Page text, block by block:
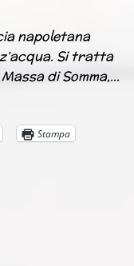
napoletana
Si tratta
di Somma,…
Stampa